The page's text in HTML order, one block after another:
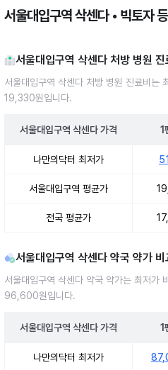
서울대입구역 삭센다 • 빅토자
서울대입구역 삭센다 처방 병원
서울대입구역 삭센다 처방 병원 진료비는
19,330원입니다.
서울대입구역 삭센다가격 1
나만의닥터 최저가
서울대입구역 평균가
전국 평균가
서울대입구역 삭센다 약국 약가
서울대입구역 삭센다 약국 약가는 최저가
96,600원입니다.
서울대입구역 삭센다가격 1
나만의닥터 최저가